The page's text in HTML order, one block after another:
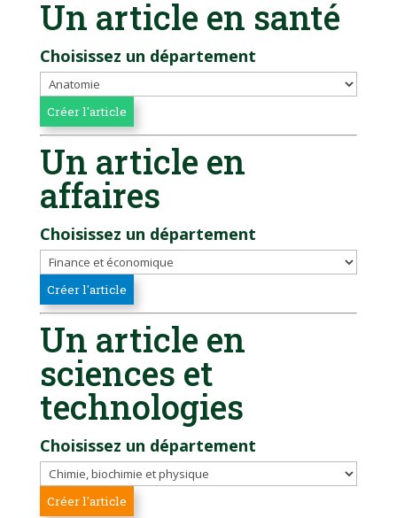
Un article en santé
Choisissez un département
Un article en
affaires
Choisissez un département
Un article en
sciences et
technologies
Choisissez un département